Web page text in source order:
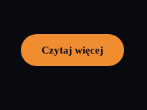
Czytaj więcej